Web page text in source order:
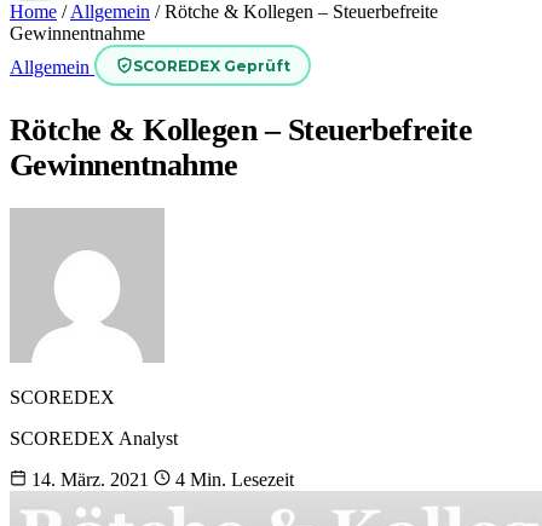
Home / Allgemein / Rötche & Kollegen – Steuerbefreite
Gewinnentnahme
Allgemein
SCOREDEX Geprüft
Rötche & Kollegen – Steuerbefreite
Gewinnentnahme
SCOREDEX
SCOREDEX Analyst
14. März. 2021
4 Min. Lesezeit